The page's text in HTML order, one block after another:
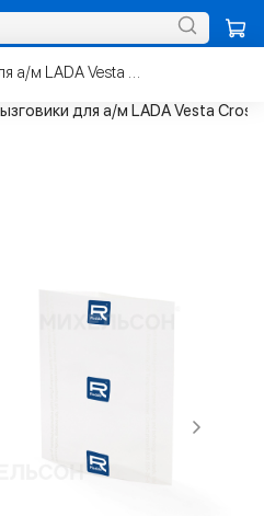
для а/м LADA Vesta